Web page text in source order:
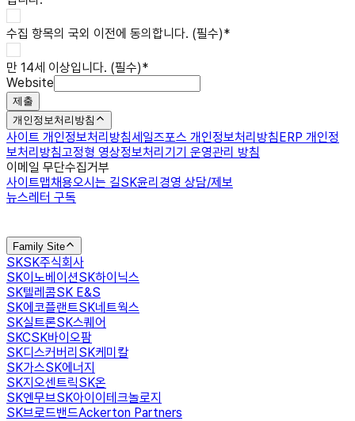
수집 항목의 국외 이전에 동의합니다. (필수)*
만 14세 이상입니다. (필수)*
Website
제출
개인정보처리방침
사이트 개인정보처리방침세일즈포스 개인정보처리방침 ERP 개인정
보처리방침고정형 영상정보처리기기 운영관리 방침
이메일 무단수집거부
사이트맵채용오시는 길SK윤리경영 상담/제보
뉴스레터 구독
Family Site
SKSK주식회사
SK이노베이션SK하이닉스
SK텔레콤SK E&S
SK에코플랜트SK네트웍스
SK실트론SK스퀘어
SKCSK바이오팜
SK디스커버리 SK케미칼
SK가스SK에너지
SK지오센트릭SK온
SK엔무브SK아이이테크놀로지
SK브로드밴드Ackerton Partners